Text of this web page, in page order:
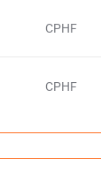
CPHF
CPHF